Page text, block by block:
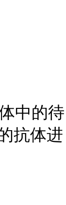
中的待
抗体进